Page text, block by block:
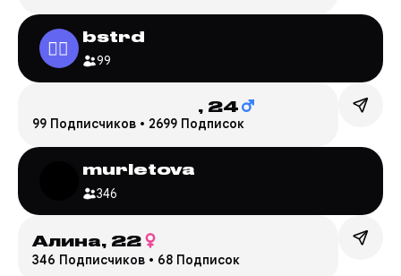
bstrd
99
ᅠᅠ ᅠ ᅠ ᅠ ᅠ ᅠ ᅠ ᅠᅠ, 24
99 Подписчиков • 2699 Подписок
murletova
346
Алина, 22
346 Подписчиков • 68 Подписок